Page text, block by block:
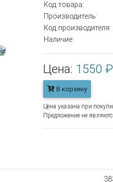
Код товара:
Производитель:
Код производителя:
Наличие:
Цена: 1550 ₽
В корзину
Цена указана при
Предложение не